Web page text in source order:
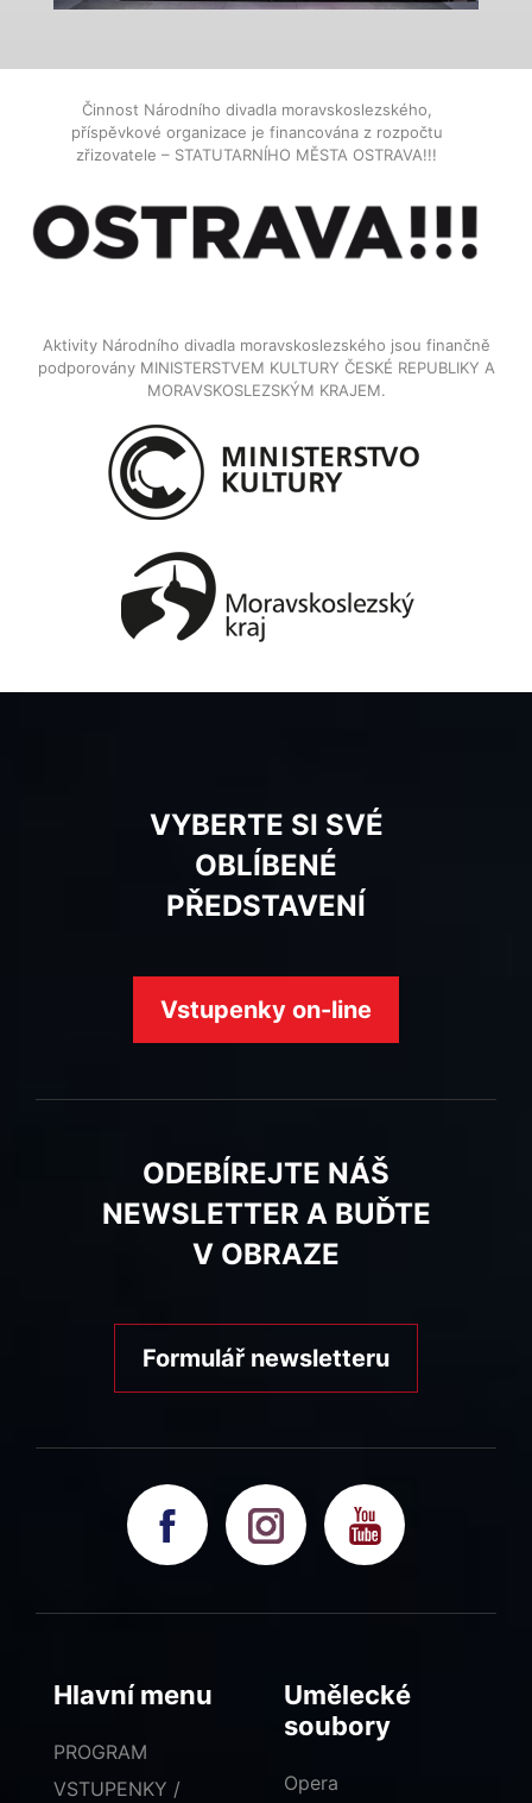
Činnost Národního divadla moravskoslezského,
příspěvkové organizace je financována z rozpočtu
zřizovatele – STATUTARNÍHO MĚSTA OSTRAVA!!!
Aktivity Národního divadla moravskoslezského jsou finančně
podporovány MINISTERSTVEM KULTURY ČESKÉ REPUBLIKY A
MORAVSKOSLEZSKÝM KRAJEM.
VYBERTE SI SVÉ
OBLÍBENÉ
PŘEDSTAVENÍ
Vstupenky on-line
ODEBÍREJTE NÁŠ
NEWSLETTER A BUĎTE
V OBRAZE
Formulář newsletteru
Hlavní menu
PROGRAM
VSTUPENKY /
Umělecké
soubory
Opera